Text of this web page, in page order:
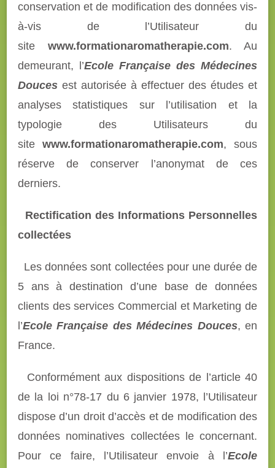
conservation et de modification des données vis-
à-vis de l’Utilisateur du
site www.formationaromatherapie.com. Au
demeurant, l’Ecole Française des Médecines
Douces est autorisée à effectuer des études et
analyses statistiques sur l’utilisation et la
typologie des Utilisateurs du
site www.formationaromatherapie.com, sous
réserve de conserver l’anonymat de ces
derniers.
Rectification des Informations Personnelles
collectées
Les données sont collectées pour une durée de
5 ans à destination d’une base de données
clients des services Commercial et Marketing de
l’Ecole Française des Médecines Douces, en
France.
Conformément aux dispositions de l’article 40
de la loi n°78-17 du 6 janvier 1978, l’Utilisateur
dispose d’un droit d’accès et de modification des
données nominatives collectées le concernant.
Pour ce faire, l’Utilisateur envoie à l’Ecole